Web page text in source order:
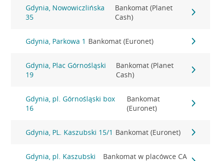
Gdynia, Nowowiczlińska
35
Bankomat (Planet
Cash)
Gdynia, Parkowa 1 Bankomat (Euronet)
Gdynia, Plac Górnośląski
19
Bankomat (Planet
Cash)
Gdynia, pl. Górnośląski box
16
Bankomat
(Euronet)
Gdynia, PL. Kaszubski 15/1 Bankomat (Euronet)
Gdynia, pl. Kaszubski
Bankomat w placówce CA